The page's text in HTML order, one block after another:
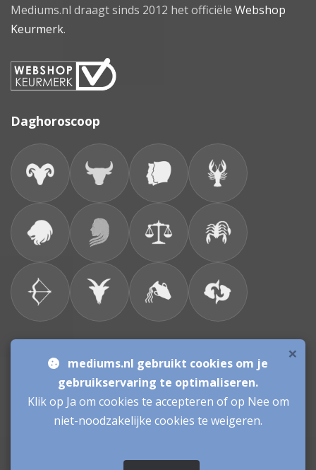
Mediums.nl draagt sinds 2012 het officiële Webshop
Keurmerk.
Daghoroscoop
Consulenten
Vacatures Mediums
Werken als Medium
×
mediums.nl gebruikt cookies om je
gebruikservaring te optimaliseren.
Klik op Ja om cookies te accepteren of op Nee om
niet-noodzakelijke cookies te weigeren.